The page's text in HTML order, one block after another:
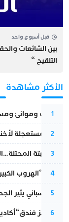
قبل أسبوع واحد
بين الشائعات
التلقيح “
الأكثر مشاهدة
1
قطارات وموانئ
2
عودة مستعجلة
3
أزمة سبتة
4
عملية “الهروب
5
تقرير إسباني
6
أزمة تهز